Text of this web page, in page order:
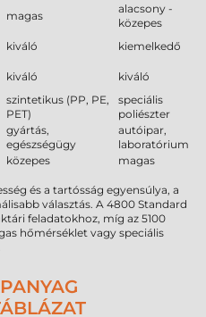
magas
alacsony -
közepes
kiváló
kiemelkedő
kiváló
kiváló
szintetikus (PP, PE,
PET)
speciális
poliészter
gyártás,
egészségügy
autóipar,
laboratórium
közepes magas
és a tartósság egyensúlya, a
választás. A 4800 Standard
feladatokhoz, míg az 5100
hőmérséklet vagy speciális